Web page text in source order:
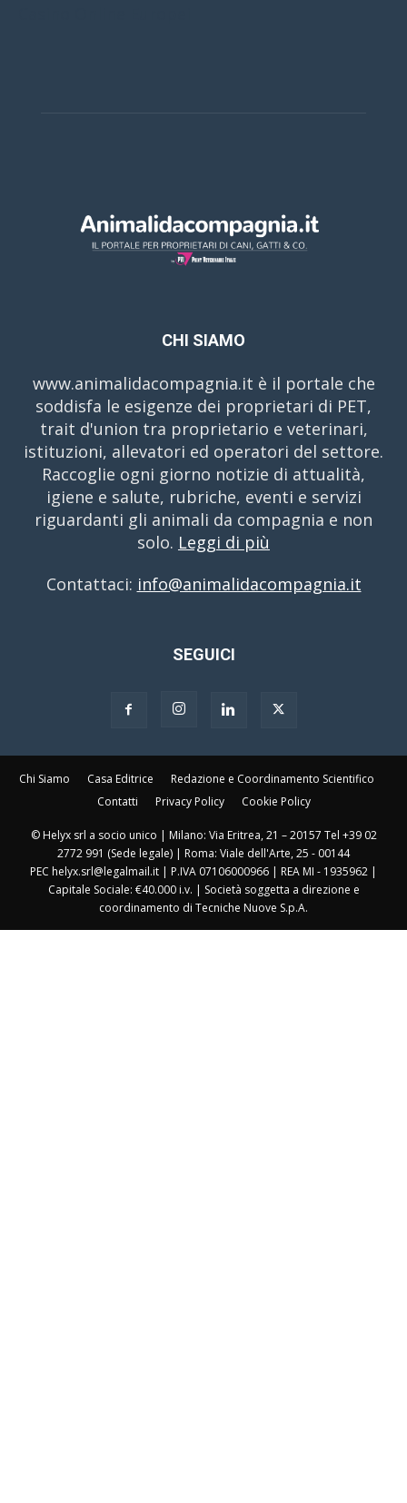
CHI SIAMO
www.animalidacompagnia.it è il portale che
soddisfa le esigenze dei proprietari di PET,
trait d'union tra proprietario e veterinari,
istituzioni, allevatori ed operatori del settore.
Raccoglie ogni giorno notizie di attualità,
igiene e salute, rubriche, eventi e servizi
riguardanti gli animali da compagnia e non
solo. Leggi di più
Contattaci: info@animalidacompagnia.it
SEGUICI
Chi Siamo Casa Editrice
Redazione e Coordinamento Scientifico
Contatti
Privacy Policy Cookie Policy
© Helyx srl a socio unico | Milano: Via Eritrea, 21 – 20157 Tel +39 02
2772 991 (Sede legale) | Roma: Viale dell'Arte, 25 - 00144
PEC helyx.srl@legalmail.it | P.IVA 07106000966 | REA MI - 1935962 |
Capitale Sociale: €40.000 i.v. | Società soggetta a direzione e
coordinamento di Tecniche Nuove S.p.A.